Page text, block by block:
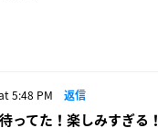
5:48 PM 返信
ってた！楽しみすぎる！